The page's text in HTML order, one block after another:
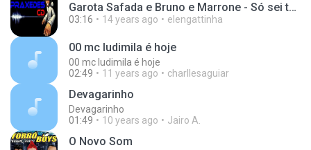
Garota Safada e Bruno e Marrone - Só sei te Amar.mp3
03:16 14 years ago elengattinha
00 mc ludimila é hoje
00 mc ludimila é hoje
02:49
11 years ago charllesaguiar
Devagarinho
Devagarinho
01:49
10 years ago Jairo A.
O Novo Som